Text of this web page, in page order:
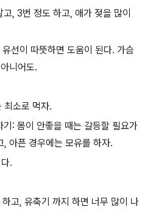
, 3번 정도 하고, 애가 젖을 많이
선이 따뜻하면 도움이 된다. 가슴
니어도.
소로 먹자.
: 몸이 안좋을 때는 갈등할 필요가
아픈 경우에는 모유를 하자.
.
고, 유축기 까지 하면 너무 많이 나